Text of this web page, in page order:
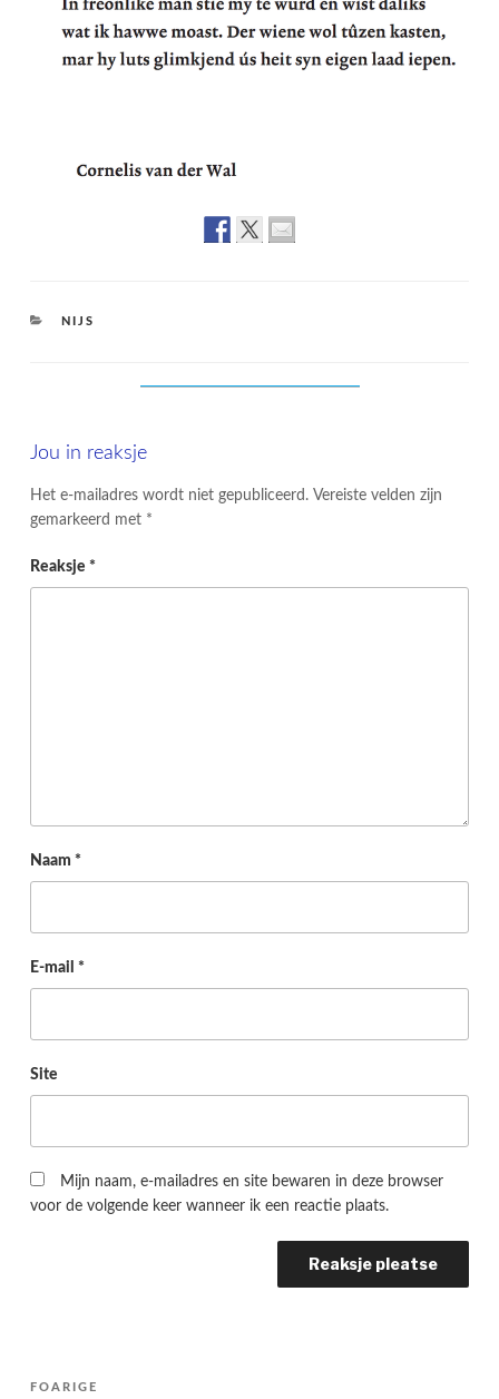
CATEGORIES
NIJS
Jou in reaksje
Het e-mailadres wordt niet gepubliceerd. Vereiste velden zijn
gemarkeerd met *
Reaksje *
Naam *
E-mail *
Site
Mijn naam, e-mailadres en site bewaren in deze browser
voor de volgende keer wanneer ik een reactie plaats.
Berichtnavigatie
Folgjende
FOARIGE